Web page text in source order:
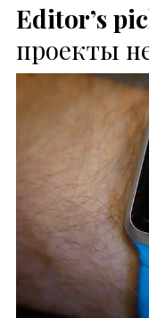
Editor’s
проекты